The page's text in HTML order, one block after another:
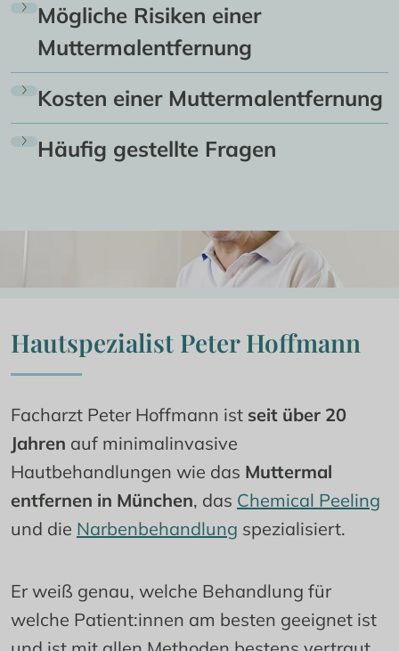
Mögliche Risiken einer
Muttermalentfernung
Kosten einer Muttermalentfernung
Häufig gestellte Fragen
Hautspezialist Peter Hoffmann
Facharzt Peter Hoffmann ist seit über 20
Jahren auf minimalinvasive
Hautbehandlungen wie das Muttermal
entfernen in München, das Chemical Peeling
und die Narbenbehandlung spezialisiert.
Er weiß genau, welche Behandlung für
welche Patient:innen am besten geeignet ist